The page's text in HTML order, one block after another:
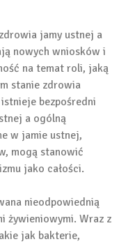
jamy ustnej a
nowych wniosków i
na temat roli, jaką
stanie zdrowia
bezpośredni
a ogólną
w jamie ustnej,
mogą stanowić
jako całości.
nieodpowiednią
żywieniowymi. Wraz z
jak bakterie,